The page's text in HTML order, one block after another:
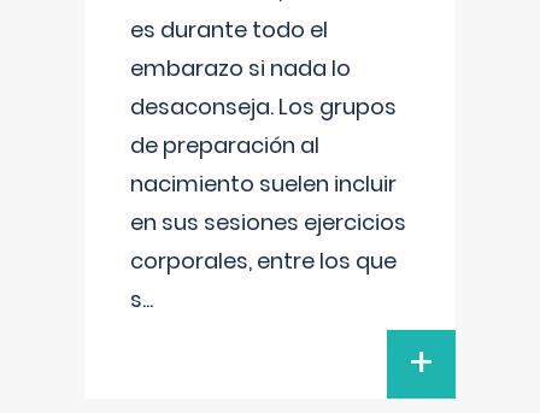
es durante todo el
embarazo si nada lo
desaconseja. Los grupos
de preparación al
nacimiento suelen incluir
en sus sesiones ejercicios
corporales, entre los que
s...
+